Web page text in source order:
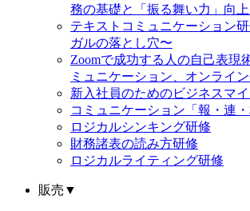
務の基礎と「振る舞い力」向
テキストコミュニケーション
ガルの落とし穴〜
Zoomで成功する人の自己表
ミュニケーション、オンライ
新入社員のためのビジネスマ
コミュニケーション「報・連
ロジカルシンキング研修
財務諸表の読み方研修
ロジカルライティング研修
販売 ▼